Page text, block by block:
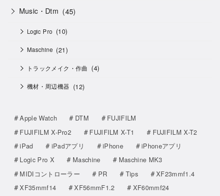
Music・Dtm (45)
Logic Pro (10)
Maschine (21)
トラックメイク・作曲 (4)
機材・周辺機器 (12)
Apple Watch DTM
FUJIFILM
FUJIFILM X-Pro2
FUJIFILM X-T1
FUJIFILM X-T2
iPad
iPadアプリ iPhone
iPhoneアプリ
Logic Pro X
Maschine
Maschine MK3
MIDIコントローラー
PR Tips
XF23mmf1.4
XF35mmf14
XF56mmF1.2
XF60mmf24